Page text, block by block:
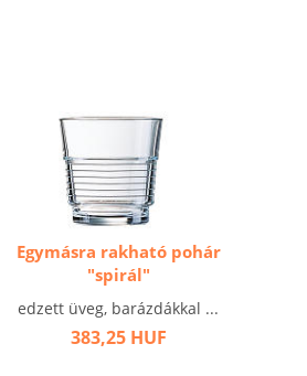
Egymásra rakható pohár
"spirál"
edzett üveg, barázdákkal ...
383,25 HUF